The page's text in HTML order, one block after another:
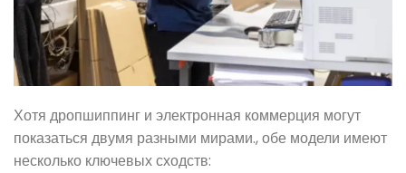
Хотя дропшиппинг и электронная коммерция могут
показаться двумя разными мирами., обе модели имеют
несколько ключевых сходств: